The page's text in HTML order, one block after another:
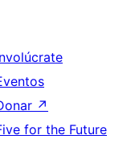
↗
for the Future